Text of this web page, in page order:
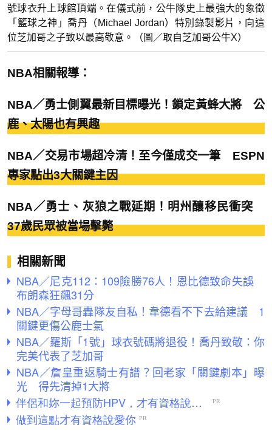
號球衣升上球館頂端。在儀式前，公牛隊史上最強大的象徵
「籃球之神」喬丹（Michael Jordan）特別錄製影片，向這
位芝加哥之子致以最高敬意。（圖／取自芝加哥公牛X）
NBA相關報導：
NBA／勇士側翼最新目標曝光！鎖定黃蜂大將 公
鹿、太陽也有興趣
NBA／交易市場超冷清！至今僅成交一筆 ESPN
專家點出3大關鍵主因
NBA／勇士、灰狼之戰延期！明州釀移民衝突
37歲民眾被當場擊斃
相關新聞
NBA／尼克112：109險勝76人！恩比德致命失誤
布朗森狂飆31分
NBA／字母哥轟隊友自私！韋德看不下去給建議 1
關鍵更傷公鹿士氣
NBA／羅斯「1號」球衣號碼將退役！喬丹致敬：你
完美代表了芝加哥
NBA／詹皇重返騎士有譜？回老家「關鍵劇本」曝
光 得先清掉1大將